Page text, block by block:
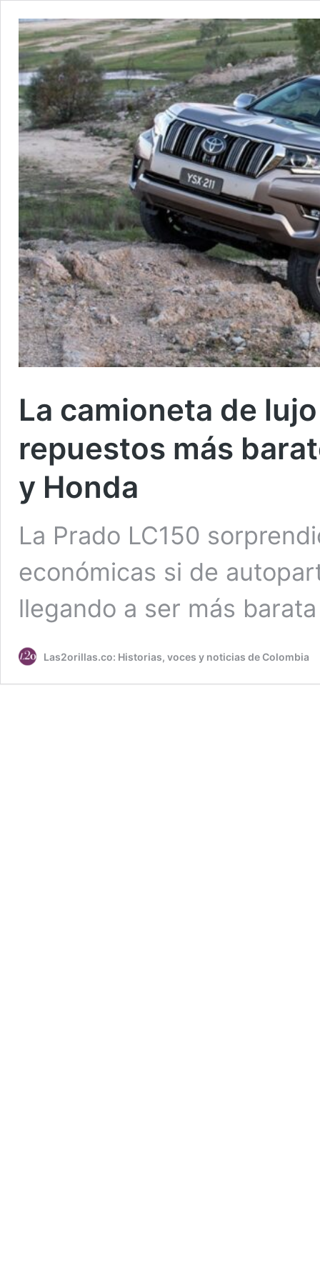
La camioneta de
repuestos más
y Honda
La Prado LC150
económicas si de
llegando a ser más
Las2orillas.co: Historias, voces y noticias de Colombia